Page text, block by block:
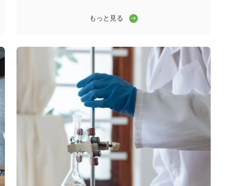
な運用を確保する上で重要な役割を果たしますワイダーコ
じてサーバー,インターネットサービスプロバイダー (ISP)
との接続を容易にする.そして他のスイッチの合計効率的に
転送されるトラフィックを処理するには,コアレイヤスイッ
チは大きなパワーと容量を持つ必要があります. そのため,
迅速で完全な管理スイッチであることが重要です. ...
もっと見る